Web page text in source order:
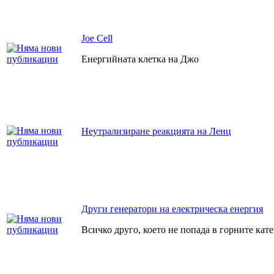
Joe Cell
Енергийната клетка на Джо
Неутрализиране реакцията на Ленц
Други генератори на електрическа енергия
Всичко друго, което не попада в горните